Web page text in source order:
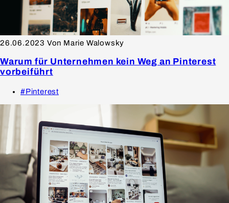
26.06.2023 Von Marie Walowsky
Warum für Unternehmen kein Weg an Pinterest
vorbeiführt
#Pinterest